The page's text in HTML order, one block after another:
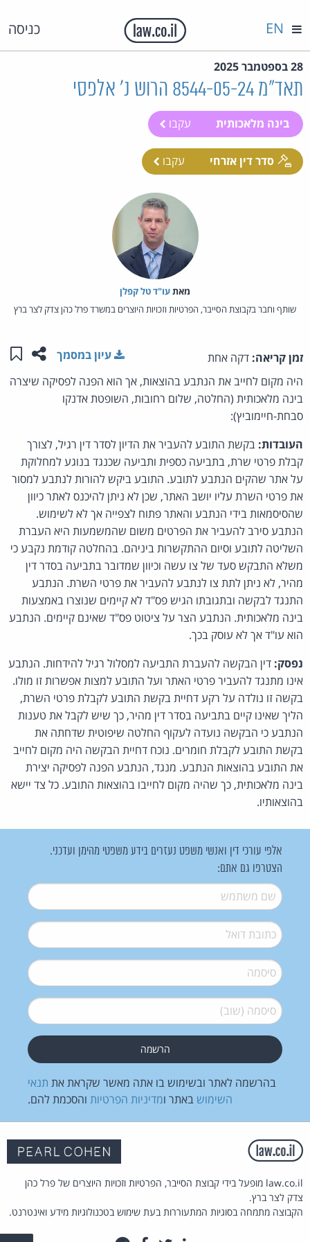
כניסה EN
28 בספטמבר 2025
תאד"מ 8544-05-24 הרוש נ' אלפסי
בינה מלאכותית עקבו
סדר דין אזרחי עקבו
מאת‏עו"ד טל קפלן
שותף וחבר בקבוצת הסייבר, הפרטיות וזכויות היוצרים במשרד פרל כהן צדק לצר ברץ
זמן קריאה: דקה אחת שתפו
עיון במסמך
היה מקום לחייב את הנתבע בהוצאות, אך הוא הפנה לפסיקה שיצרה
בינה מלאכותית (החלטה, שלום רחובות, השופטת אדנקו
סבחת-חיימוביץ):
העובדות: בקשת התובע להעביר את הדיון לסדר דין רגיל, לצורך
קבלת פרטי שרת, בתביעה כספית ותביעה שכנגד בנוגע למחלוקת
על אתר שהקים הנתבע לתובע. התובע ביקש להורות לנתבע למסור
את פרטי השרת עליו יושב האתר, שכן לא ניתן להיכנס לאתר כיוון
שהסיסמאות בידי הנתבע והאתר פתוח לצפייה אך לא לשימוש.
הנתבע סירב להעביר את הפרטים משום שהמשמעות היא העברת
השליטה לתובע וסיום ההתקשרות ביניהם. בהחלטה קודמת נקבע כי
משלא התבקש סעד של צו עשה וכיוון שמדובר בתביעה בסדר דין
מהיר, לא ניתן לתת צו לנתבע להעביר את פרטי השרת. הנתבע
התנגד לבקשה ובתגובתו הגיש פס"ד לא קיימים שנוצרו באמצעות
בינה מלאכותית. הנתבע הצר על ציטוט פס"ד שאינם קיימים. הנתבע
הוא עו"ד אך לא עוסק בכך.
נפסק: דין הבקשה להעברת התביעה למסלול רגיל להידחות. הנתבע
אינו מתנגד להעביר פרטי האתר ועל התובע למצות אפשרות זו מולו.
בקשה זו נולדה על רקע דחיית בקשת התובע לקבלת פרטי השרת,
הליך שאינו קיים בתביעה בסדר דין מהיר, כך שיש לקבל את טענות
הנתבע כי הבקשה נועדה לעקוף החלטה שיפוטית שדחתה את
בקשת התובע לקבלת חומרים. נוכח דחיית הבקשה היה מקום לחייב
את התובע בהוצאות הנתבע. מנגד, הנתבע הפנה לפסיקה יצירת
בינה מלאכותית, כך שהיה מקום לחייבו בהוצאות התובע. כל צד יישא
בהוצאותיו.
אלפי עורכי דין ואנשי משפט נעזרים בידע משפטי מהימן ועדכני.
הצטרפו גם אתם:
שם משתמש*
דואל*
סיסמה*
סיסמה (שוב)*
בהרשמה לאתר ובשימוש בו אתה מאשר שקראת את תנאי
השימוש באתר ומדיניות הפרטיות והסכמת להם.
law.co.il מופעל בידי קבוצת הסייבר, הפרטיות וזכויות היוצרים של פרל כהן
צדק לצר ברץ.
הקבוצה מתמחה בסוגיות המתעוררות בעת שימוש בטכנולוגיות מידע ואינטרנט.